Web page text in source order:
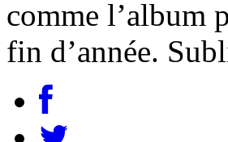
comme l’album
fin d’année.